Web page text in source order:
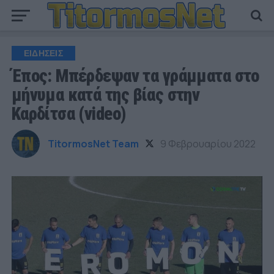
ΕΙΔΗΣΕΙΣ
Έπος: Μπέρδεψαν τα γράμματα στο
μήνυμα κατά της βίας στην
Καρδίτσα (video)
TitormosNet Team 9 Φεβρουαρίου 2022